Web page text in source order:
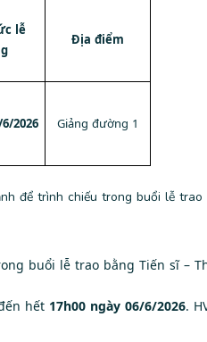
lễ
Địa điểm
2026 Giảng đường 1
để trình chiếu trong buổi lễ
buổi lễ trao bằng Tiến sĩ –
hết 17h00 ngày 06/6/2026.